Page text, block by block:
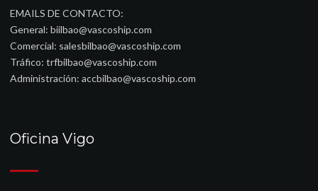
EMAILS DE CONTACTO:
General: biilbao@vascoship.com
Comercial: salesbilbao@vascoship.com
Tráfico: trfbilbao@vascoship.com
Administración: accbilbao@vascoship.com
Oficina Vigo